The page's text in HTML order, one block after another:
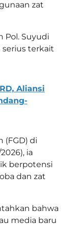
zat
Pol. Suyudi
terkait
Aliansi
(FGD) di
ia
berpotensi
dan zat
bahwa
media baru